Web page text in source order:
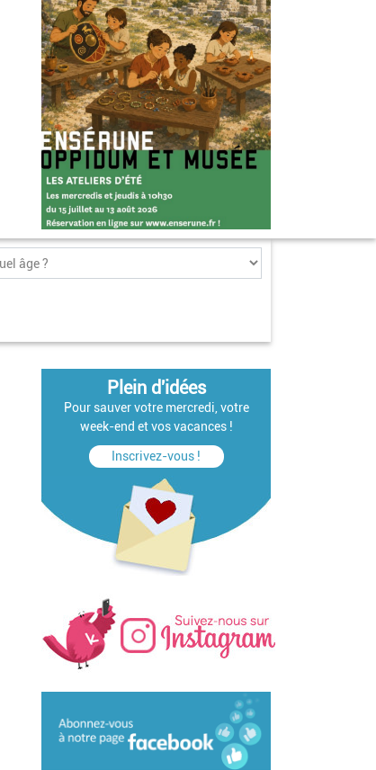
Plein d'idées
Pour sauver votre mercredi, votre
week-end et vos vacances !
Inscrivez-vous !